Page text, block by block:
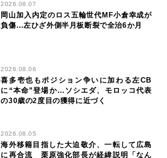
2026.08.07
岡山加入内定のロス五輪世代MF小倉幸成が
負傷…左ひざ外側半月板断裂で全治6か月
2026.08.06
喜多壱也もポジション争いに加わる左CB
に“本命”登場か…ソシエダ、モロッコ代表
の30歳の2度目の獲得に近づく
2026.08.05
海外移籍目指した大迫敬介、一転して広島
に再合流 栗原強化部長が経緯説明「なん